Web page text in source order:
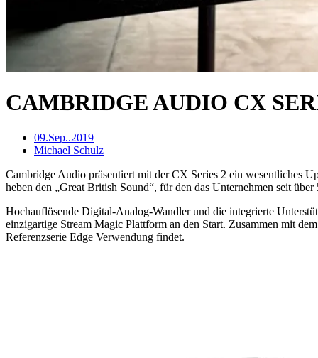
CAMBRIDGE AUDIO CX
09.Sep..2019
Michael Schulz
Cambridge Audio präsentiert mit der CX Series 2 ein wesentliches
heben den „Great British Sound“, für den das Unternehmen seit
Hochauflösende Digital-Analog-Wandler und die integrierte
einzigartige Stream Magic Plattform an den Start. Zusammen mit
Referenzserie Edge Verwendung findet.